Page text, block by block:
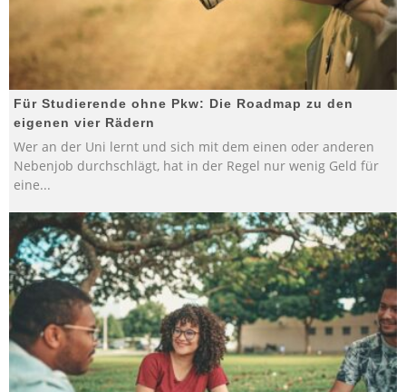
Für Studierende ohne Pkw: Die Roadmap zu den
eigenen vier Rädern
Wer an der Uni lernt und sich mit dem einen oder anderen
Nebenjob durchschlägt, hat in der Regel nur wenig Geld für
eine...